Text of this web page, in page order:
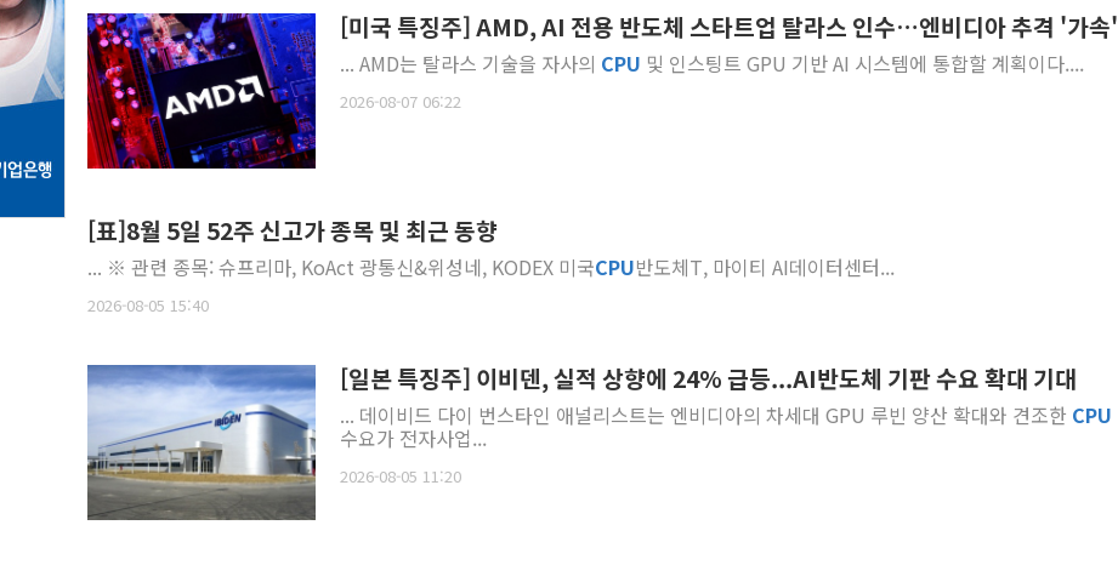
[미국 특징주] AMD, AI 전용 반도체 스타트업 탈라스 인수…엔비디아 추격 '가속'
... AMD는 탈라스 기술을 자사의 CPU 및 인스팅트 GPU 기반 AI 시스템에 통합할 계획이다....
2026-08-07 06:22
[표]8월 5일 52주 신고가 종목 및 최근 동향
... ※ 관련 종목: 슈프리마, KoAct 광통신&위성네, KODEX 미국CPU반도체T, 마이티 AI데이터센터...
2026-08-05 15:40
[일본 특징주] 이비덴, 실적 상향에 24% 급등...AI반도체 기판 수요 확대 기대
... 데이비드 다이 번스타인 애널리스트는 엔비디아의 차세대 GPU 루빈 양산 확대와 견조한 CPU
수요가 전자사업...
2026-08-05 11:20